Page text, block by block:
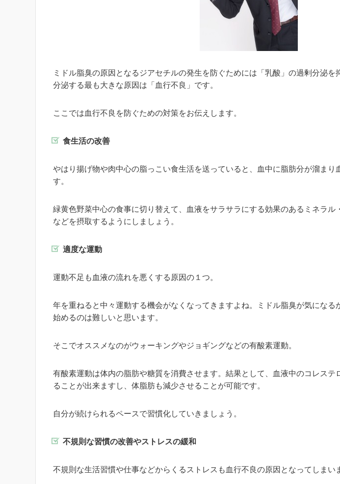
ミドル脂臭の原因となるジアセチルの発生を防ぐためには「乳酸」の過剰分泌を
分泌する最も大きな原因は「血行不良」です。
ここでは血行不良を防ぐための対策をお伝えします。
食生活の改善
やはり揚げ物や肉中心の脂っこい食生活を送っていると、血中に脂肪分が溜まり
す。
緑黄色野菜中心の食事に切り替えて、血液をサラサラにする効果のあるミネラル
などを摂取するようにしましょう。
適度な運動
運動不足も血液の流れを悪くする原因の１つ。
年を重ねると中々運動する機会がなくなってきますよね。ミドル脂臭が気になる
始めるのは難しいと思います。
そこでオススメなのがウォーキングやジョギングなどの有酸素運動。
有酸素運動は体内の脂肪や糖質を消費させます。結果として、血液中のコレステ
ることが出来ますし、体脂肪も減少させることが可能です。
自分が続けられるペースで習慣化していきましょう。
不規則な習慣の改善やストレスの緩和
不規則な生活習慣や仕事などからくるストレスも血行不良の原因となってしまい